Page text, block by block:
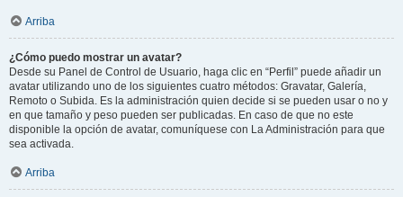
Arriba
¿Cómo puedo mostrar un avatar?
Desde su Panel de Control de Usuario, haga clic en “Perfil” puede añadir un
avatar utilizando uno de los siguientes cuatro métodos: Gravatar, Galería,
Remoto o Subida. Es la administración quien decide si se pueden usar o no y
en que tamaño y peso pueden ser publicadas. En caso de que no este
disponible la opción de avatar, comuníquese con La Administración para que
sea activada.
Arriba